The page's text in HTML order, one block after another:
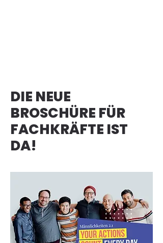
DIE NEUE
BROSCHÜRE FÜR
FACHKRÄFTE IST
DA!